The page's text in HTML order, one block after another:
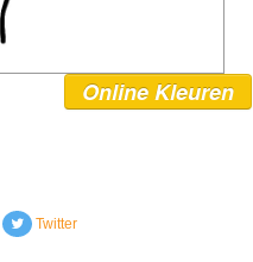
Online Kleuren
Twitter